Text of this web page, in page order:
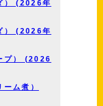
） (2026年
） (2026年
プ） (2026
ム煮）